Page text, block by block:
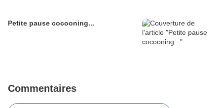
Petite pause cocooning...
Commentaires